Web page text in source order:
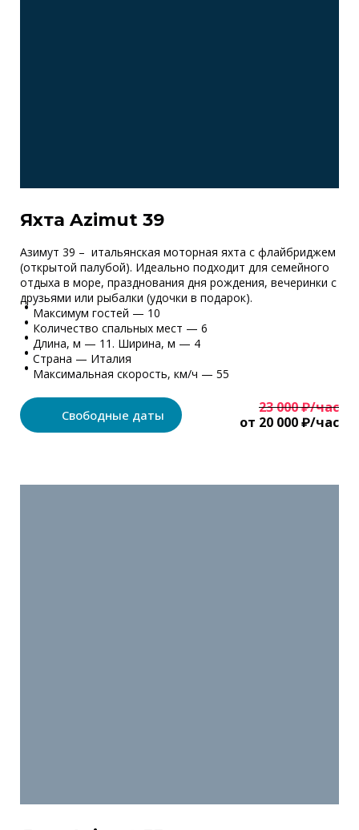
Яхта Azimut 39
Азимут 39 – итальянская моторная яхта с флайбриджем
(открытой палубой). Идеально подходит для семейного
отдыха в море, празднования дня рождения, вечеринки с
друзьями или рыбалки (удочки в подарок).
Максимум гостей — 10
Количество спальных мест — 6
Длина, м — 11. Ширина, м — 4
Страна — Италия
Максимальная скорость, км/ч — 55
Свободные даты
23 000 ₽/час
от 20 000 ₽/час